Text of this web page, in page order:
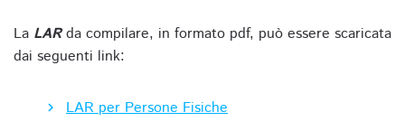
La LARda compilare, in formato pdf, può essere scaricata
dai seguenti link:
LAR per Persone Fisiche